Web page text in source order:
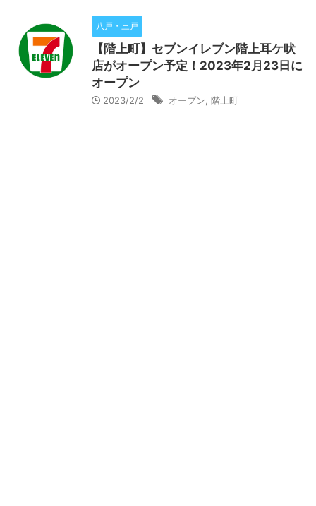
八戸・三戸
【階上町】セブンイレブン階上耳ケ吠
店がオープン予定！2023年2月23日に
オープン
2023/2/2 オープン 階上町